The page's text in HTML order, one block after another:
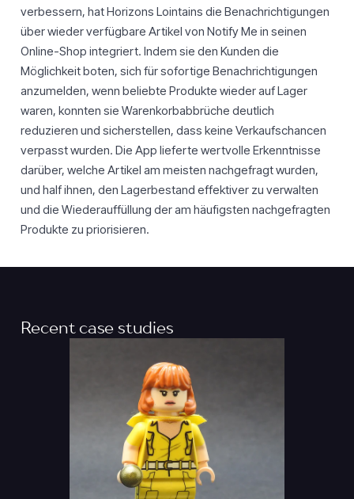
verbessern, hat Horizons Lointains die Benachrichtigungen
über wieder verfügbare Artikel von Notify Me in seinen
Online-Shop integriert. Indem sie den Kunden die
Möglichkeit boten, sich für sofortige Benachrichtigungen
anzumelden, wenn beliebte Produkte wieder auf Lager
waren, konnten sie Warenkorbabbrüche deutlich
reduzieren und sicherstellen, dass keine Verkaufschancen
verpasst wurden. Die App lieferte wertvolle Erkenntnisse
darüber, welche Artikel am meisten nachgefragt wurden,
und half ihnen, den Lagerbestand effektiver zu verwalten
und die Wiederauffüllung der am häufigsten nachgefragten
Produkte zu priorisieren.
Recent case studies